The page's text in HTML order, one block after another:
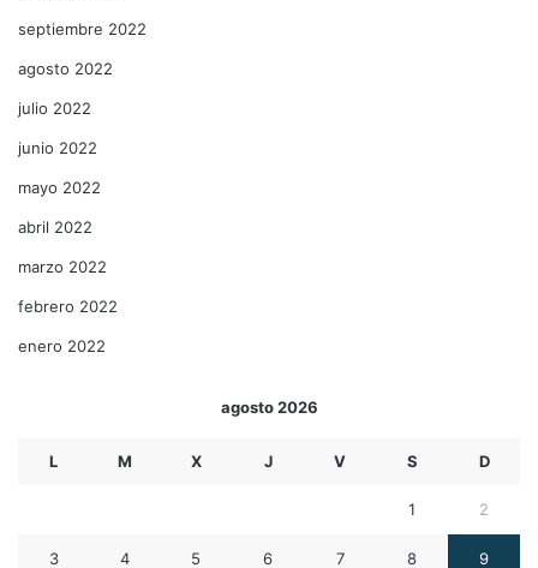
septiembre 2022
agosto 2022
julio 2022
junio 2022
mayo 2022
abril 2022
marzo 2022
febrero 2022
enero 2022
agosto 2026
L M X J V S D
1 2
3 4 5 6 7 8 9